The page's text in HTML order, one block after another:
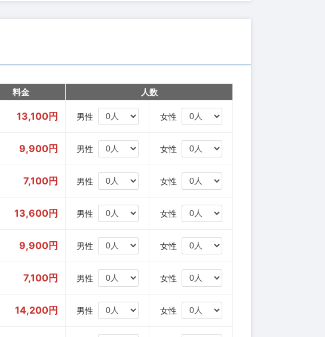
料金 人数
13,100円 男性 女性
9,900円 男性 女性
7,100円 男性 女性
13,600円 男性 女性
9,900円 男性 女性
7,100円 男性 女性
14,200円 男性 女性